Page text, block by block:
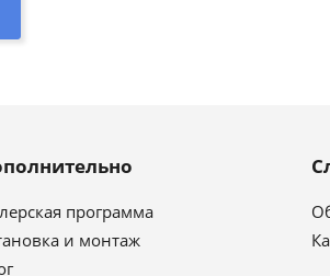
программа
и монтаж